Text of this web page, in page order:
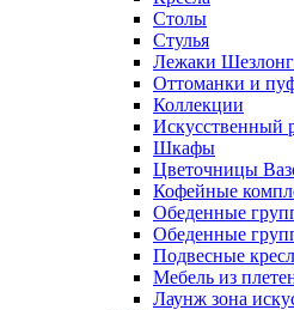
Столы
Стулья
Лежаки
Оттоманки и
Коллекции
Искусственный
Шкафы
Цветочницы
Кофейные
Обеденные
Обеденные
Подвесные
Мебель из
Лаунж зона